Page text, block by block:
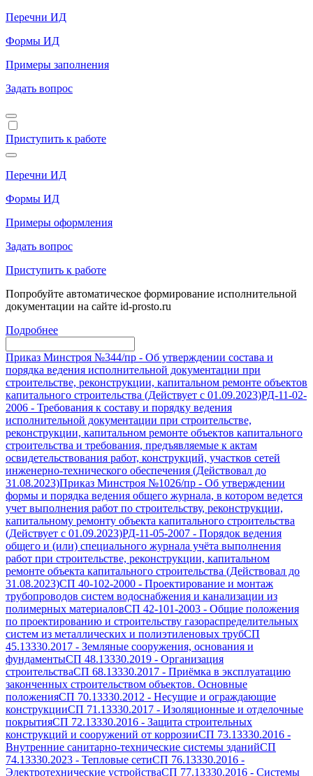
Перечни ИД
Формы ИД
Примеры заполнения
Задать вопрос
Приступить к работе
Перечни ИД
Формы ИД
Примеры оформления
Задать вопрос
Приступить к работе
Попробуйте автоматическое формирование исполнительной
документации на сайте id-prosto.ru
Подробнее
Приказ Минстроя №344/пр - Об утверждении состава и
порядка ведения исполнительной документации при
строительстве, реконструкции, капитальном ремонте объектов
капитального строительства (Действует с 01.09.2023)РД-11-02-
2006 - Требования к составу и порядку ведения
исполнительной документации при строительстве,
реконструкции, капитальном ремонте объектов капитального
строительства и требования, предъявляемые к актам
освидетельствования работ, конструкций, участков сетей
инженерно-технического обеспечения (Действовал до
31.08.2023)Приказ Минстроя №1026/пр - Об утверждении
формы и порядка ведения общего журнала, в котором ведется
учет выполнения работ по строительству, реконструкции,
капитальному ремонту объекта капитального строительства
(Действует с 01.09.2023)РД-11-05-2007 - Порядок ведения
общего и (или) специального журнала учёта выполнения
работ при строительстве, реконструкции, капитальном
ремонте объекта капитального строительства (Действовал до
31.08.2023)СП 40-102-2000 - Проектирование и монтаж
трубопроводов систем водоснабжения и канализации из
полимерных материаловСП 42-101-2003 - Общие положения
по проектированию и строительству газораспределительных
систем из металлических и полиэтиленовых трубСП
45.13330.2017 - Земляные сооружения, основания и
фундаментыСП 48.13330.2019 - Организация
строительстваСП 68.13330.2017 - Приёмка в эксплуатацию
законченных строительством объектов. Основные
положенияСП 70.13330.2012 - Несущие и ограждающие
конструкцииСП 71.13330.2017 - Изоляционные и отделочные
покрытияСП 72.13330.2016 - Защита строительных
конструкций и сооружений от коррозииСП 73.13330.2016 -
Внутренние санитарно-технические системы зданийСП
74.13330.2023 - Тепловые сетиСП 76.13330.2016 -
Электротехнические устройстваСП 77.13330.2016 - Системы